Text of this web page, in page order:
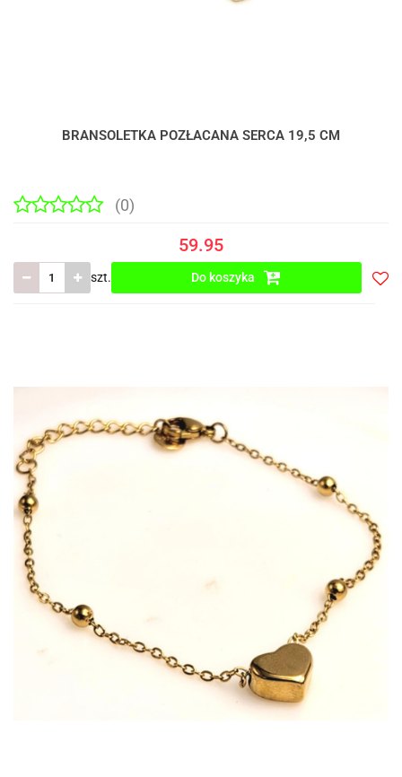
BRANSOLETKA POZŁACANA SERCA 19,5 CM
(0)
59.95
szt. Do koszyka